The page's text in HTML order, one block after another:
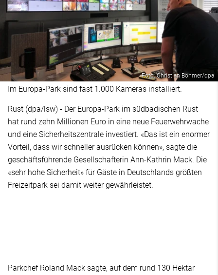
Foto: Christian Böhmer/dpa
Im Europa-Park sind fast 1.000 Kameras installiert.
Rust (dpa/lsw) - Der Europa-Park im südbadischen Rust
hat rund zehn Millionen Euro in eine neue Feuerwehrwache
und eine Sicherheitszentrale investiert. «Das ist ein enormer
Vorteil, dass wir schneller ausrücken können», sagte die
geschäftsführende Gesellschafterin Ann-Kathrin Mack. Die
«sehr hohe Sicherheit» für Gäste in Deutschlands größten
Freizeitpark sei damit weiter gewährleistet.
Parkchef Roland Mack sagte, auf dem rund 130 Hektar